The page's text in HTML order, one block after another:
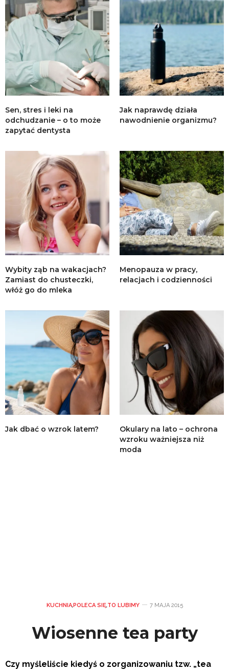
Sen, stres i leki na
odchudzanie – o to może
zapytać dentysta
Jak naprawdę działa
nawodnienie organizmu?
Wybity ząb na wakacjach?
Zamiast do chusteczki,
włóż go do mleka
Menopauza w pracy,
relacjach i codzienności
Jak dbać o wzrok latem?
Okulary na lato – ochrona
wzroku ważniejsza niż
moda
KUCHNIA,POLECA SIĘ,TO LUBIMY 7 MAJA 2015
Wiosenne tea party
Czy myśleliście kiedyś o zorganizowaniu tzw. „tea